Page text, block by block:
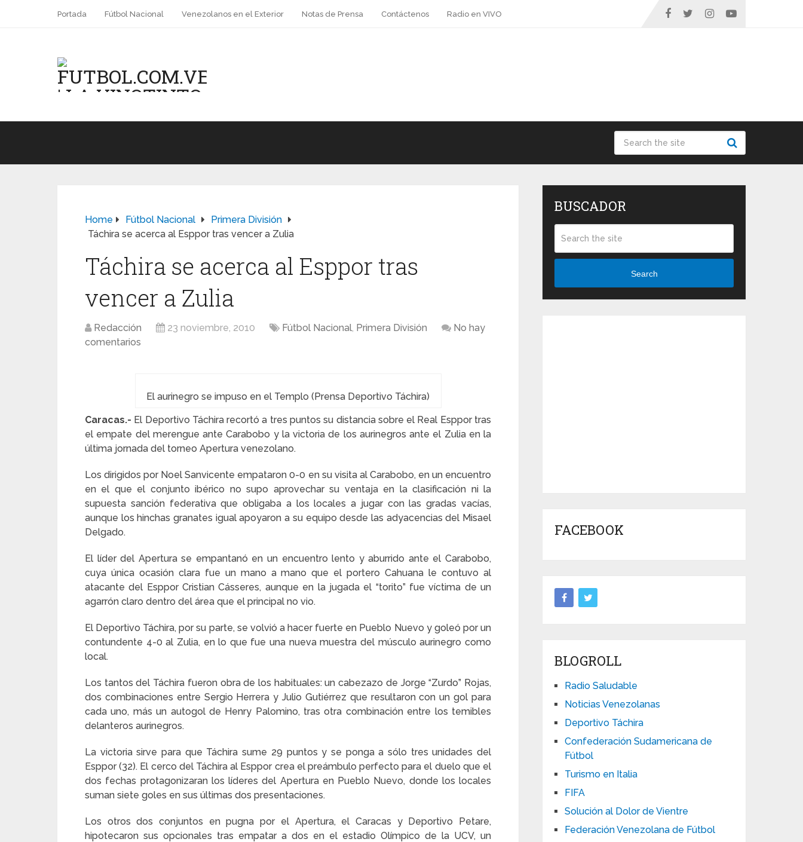
Portada Fútbol Nacional Venezolanos en el Exterior Notas de Prensa Contáctenos Radio en VIVO
Home Fútbol Nacional
Primera División
Táchira se acerca al Esppor tras vencer a Zulia
Táchira se acerca al Esppor tras
vencer a Zulia
Redacción 23 noviembre, 2010 Fútbol Nacional, Primera División
No hay
comentarios
El aurinegro se impuso en el Templo (Prensa Deportivo Táchira)
Caracas.- El Deportivo Táchira recortó a tres puntos su distancia sobre el Real Esppor tras
el empate del merengue ante Carabobo y la victoria de los aurinegros ante el Zulia en la
última jornada del torneo Apertura venezolano.
Los dirigidos por Noel Sanvicente empataron 0-0 en su visita al Carabobo, en un encuentro
en el que el conjunto ibérico no supo aprovechar su ventaja en la clasificación ni la
supuesta sanción federativa que obligaba a los locales a jugar con las gradas vacías,
aunque los hinchas granates igual apoyaron a su equipo desde las adyacencias del Misael
Delgado.
El líder del Apertura se empantanó en un encuentro lento y aburrido ante el Carabobo,
cuya única ocasión clara fue un mano a mano que el portero Cahuana le contuvo al
atacante del Esppor Cristian Cásseres, aunque en la jugada el “torito” fue víctima de un
agarrón claro dentro del área que el principal no vio.
El Deportivo Táchira, por su parte, se volvió a hacer fuerte en Pueblo Nuevo y goleó por un
contundente 4-0 al Zulia, en lo que fue una nueva muestra del músculo aurinegro como
local.
Los tantos del Táchira fueron obra de los habituales: un cabezazo de Jorge “Zurdo” Rojas,
dos combinaciones entre Sergio Herrera y Julio Gutiérrez que resultaron con un gol para
cada uno, más un autogol de Henry Palomino, tras otra combinación entre los temibles
delanteros aurinegros.
La victoria sirve para que Táchira sume 29 puntos y se ponga a sólo tres unidades del
Esppor (32). El cerco del Táchira al Esppor crea el preámbulo perfecto para el duelo que el
dos fechas protagonizaran los líderes del Apertura en Pueblo Nuevo, donde los locales
suman siete goles en sus últimas dos presentaciones.
Los otros dos conjuntos en pugna por el Apertura, el Caracas y Deportivo Petare,
hipotecaron sus opcionales tras empatar a dos en el estadio Olímpico de la UCV, un
BUSCADOR
Search
FACEBOOK
BLOGROLL
Radio Saludable
Noticias Venezolanas
Deportivo Táchira
Confederación Sudamericana de
Fútbol
Turismo en Italia
FIFA
Solución al Dolor de Vientre
Federación Venezolana de Fútbol